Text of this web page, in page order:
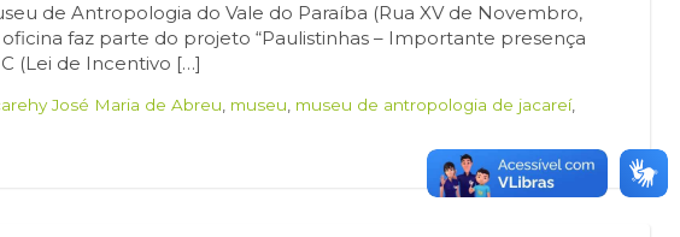
de Antropologia do Vale do Paraíba (Rua XV de Novembro,
oficina faz parte do projeto “Paulistinhas – Importante presença
(Lei de Incentivo […]
José Maria de Abreu museu museu de antropologia de jacareí,